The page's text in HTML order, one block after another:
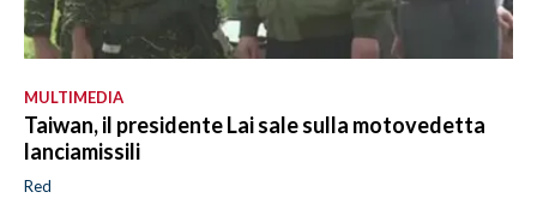
MULTIMEDIA
Taiwan, il presidente Lai sale sulla motovedetta
lanciamissili
Red